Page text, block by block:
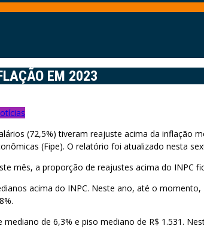
EM 2023
(72,5%) tiveram reajuste acima da inflação
(Fipe). O relatório foi atualizado nesta
mês, a proporção de reajustes acima do INPC
acima do INPC. Neste ano, até o
de 6,3% e piso mediano de R$ 1.531.